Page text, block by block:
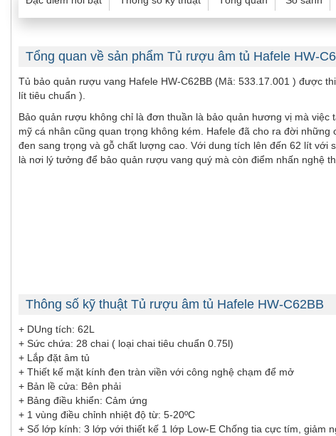
Tổng quan về sản phẩm Tủ rượu âm tủ Hafele HW-
Tủ bảo quản rượu vang Hafele HW-C62BB (Mã: 533.17.001 ) được
lít tiêu chuẩn ).
Bảo quản rượu không chỉ là đơn thuần là bảo quản hương vị mà
mỹ cá nhân cũng quan trọng không kém. Hafele đã cho ra đời
đen sang trọng và gỗ chất lượng cao. Với dung tích lên đến 62 lít
là nơi lý tưởng để bảo quản rượu vang quý mà còn điểm nhấn nghệ
Thông số kỹ thuật Tủ rượu âm tủ Hafele HW-C62BB
+ DUng tích: 62L
+ Sức chứa: 28 chai ( loại chai tiêu chuẩn 0.75l)
+ Lắp đặt âm tủ
+ Thiết kế mặt kính đen tràn viền với công nghệ chạm để mở
+ Bản lề cửa: Bên phải
+ Bảng điều khiển: Cảm ứng
+ 1 vùng điều chỉnh nhiệt độ từ: 5-20ºC
+ Số lớp kính: 3 lớp với thiết kế 1 lớp Low-E Chống tia cực tím, giảm